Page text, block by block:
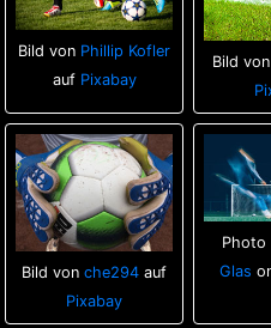
Bild von Phillip Kofler
auf Pixabay
Bild von
Bild vonche294 auf
Pixabay
Photo
Glas